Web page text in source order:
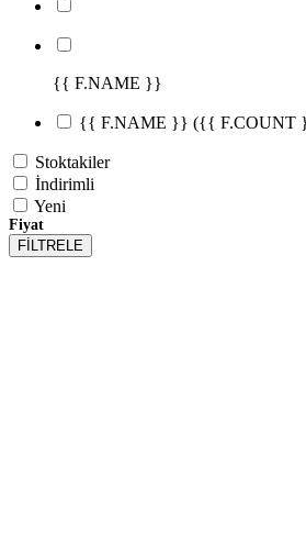
{{ F.NAME }}
{{ F.NAME }} ({{ F.COUNT
Stoktakiler
İndirimli
Yeni
Fiyat
FİLTRELE